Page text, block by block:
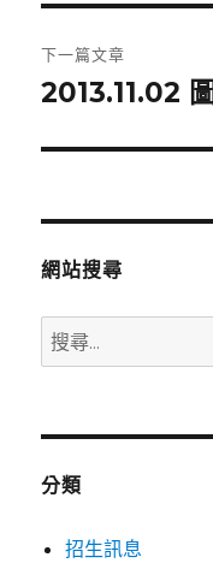
覽
篇
文
章:
下一篇文章
下
篇
章:
2013.11.02
網站搜尋
搜
尋
鍵
分類
招生訊息